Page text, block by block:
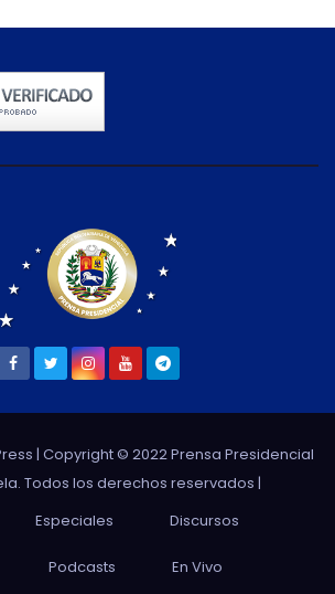
| Copyright © 2022 Prensa Presidencial
Todos los derechos reservados |
Especiales Discursos
Podcasts En Vivo